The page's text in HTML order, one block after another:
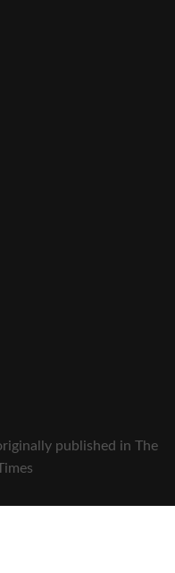
published in The